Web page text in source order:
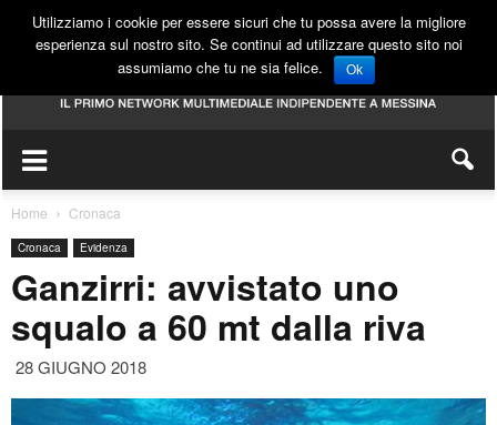
Home Cronaca
Cronaca Evidenza
Ganzirri: avvistato uno
squalo a 60 mt dalla riva
28 GIUGNO 2018
Utilizziamo i cookie per essere sicuri che tu possa avere la migliore
esperienza sul nostro sito. Se continui ad utilizzare questo sito noi
assumiamo che tu ne sia felice.
Ok